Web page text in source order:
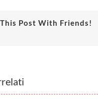
Post With Friends!